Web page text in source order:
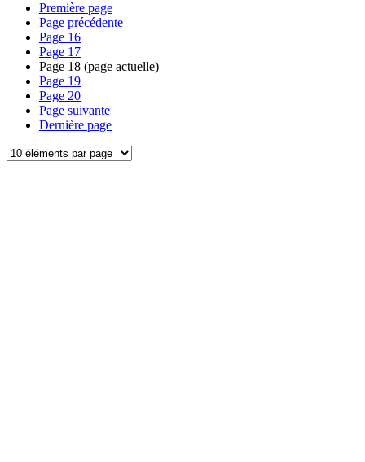
Première page
Page précédente
Page 16
Page 17
Page 18 (page actuelle)
Page 19
Page 20
Page suivante
Dernière page